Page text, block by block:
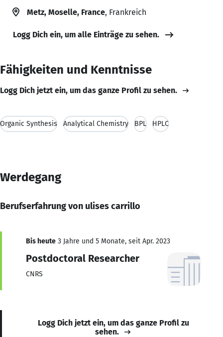
Metz, Moselle, France, Frankreich
Logg Dich ein, um alle Einträge zu sehen.
Fähigkeiten und Kenntnisse
Logg Dich jetzt ein, um das ganze Profil zu sehen.
Organic Synthesis Analytical Chemistry BPL HPLC
Werdegang
Berufserfahrung von ulises carrillo
Bis heute 3 Jahre und 5 Monate, seit Apr. 2023
Postdoctoral Researcher
CNRS
Logg Dich jetzt ein, um das ganze Profil zu
sehen.